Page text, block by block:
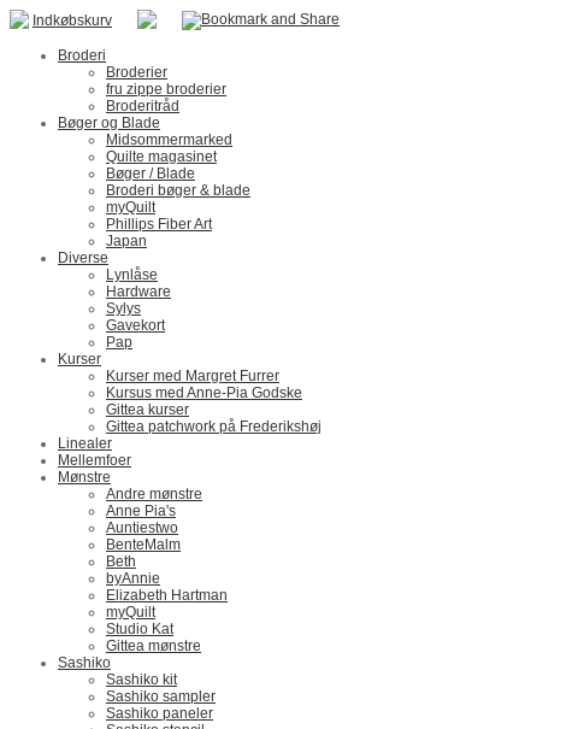
Indkøbskurv
Broderi
Broderier
fru zippe broderier
Broderitråd
Bøger og Blade
Midsommermarked
Quilte magasinet
Bøger / Blade
Broderi bøger & blade
myQuilt
Phillips Fiber Art
Japan
Diverse
Lynlåse
Hardware
Sylys
Gavekort
Pap
Kurser
Kurser med Margret Furrer
Kursus med Anne-Pia Godske
Gittea kurser
Gittea patchwork på Frederikshøj
Linealer
Mellemfoer
Mønstre
Andre mønstre
Anne Pia's
Auntiestwo
BenteMalm
Beth
byAnnie
Elizabeth Hartman
myQuilt
Studio Kat
Gittea mønstre
Sashiko
Sashiko kit
Sashiko sampler
Sashiko paneler